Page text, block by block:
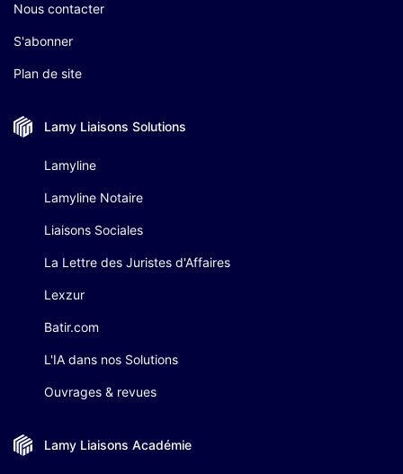
Nous contacter
S'abonner
Plan de site
Lamy Liaisons Solutions
Lamyline
Lamyline Notaire
Liaisons Sociales
La Lettre des Juristes d'Affaires
Lexzur
Batir.com
L'IA dans nos Solutions
Ouvrages & revues
Lamy Liaisons Académie